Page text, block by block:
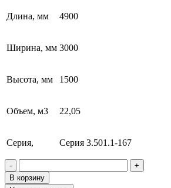
Длина, мм 4900
Ширина, мм 3000
Высота, мм 1500
Объем, м3 22,05
Серия, Серия 3.501.1-167
-
+
В корзину